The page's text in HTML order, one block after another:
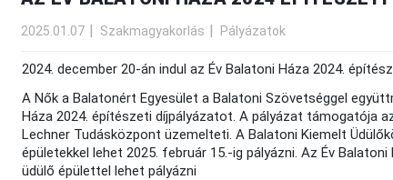
2025.01.07 Szakmagyakorlás Pályázatok
2024. december 20-án indul az Év Balatoni Háza 2024.
A Nők a Balatonért Egyesület a Balatoni Szövetséggel
Háza 2024. építészeti díjpályázatot. A pályázat támogatója
Lechner Tudásközpont üzemelteti. A Balatoni Kiemelt
épületekkel lehet 2025. február 15.-ig pályázni. Az Év
üdülő épülettel lehet pályázni